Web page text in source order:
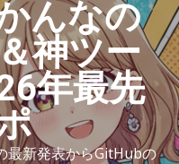
んなの
神ツー
年最先
新発表からGitHubの